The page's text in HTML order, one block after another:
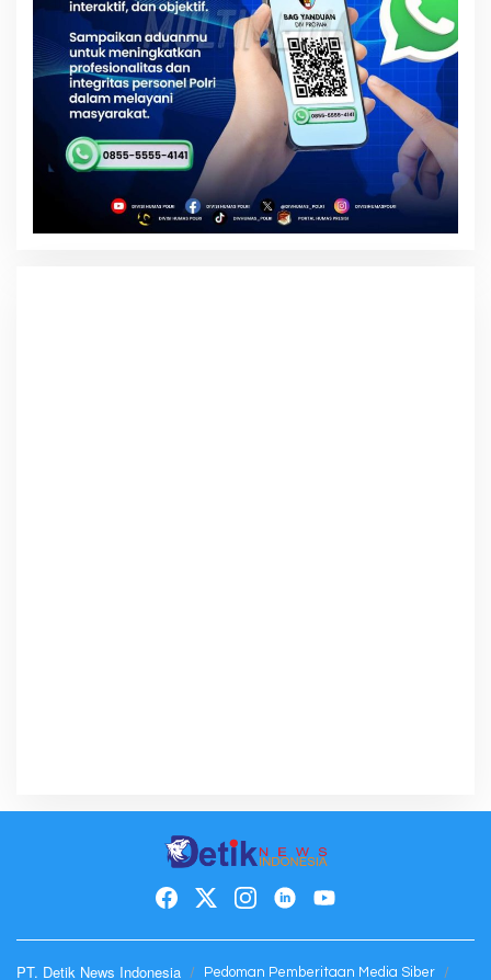
PT. Detik News Indonesia Pedoman Pemberitaan Media Siber